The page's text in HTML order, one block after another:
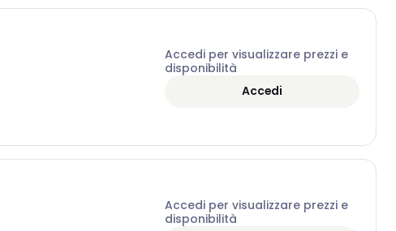
Accedi per visualizzare prezzi e
disponibilità
Accedi
Accedi per visualizzare prezzi e
disponibilità